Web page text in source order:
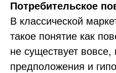
Потребительское
В классической
такое понятие как
не существует
предположения и